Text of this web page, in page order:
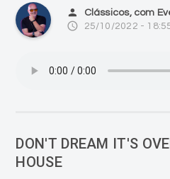
person Clássicos, com
access_time 25/10/2022 -
DON'T DREAM IT'S
HOUSE